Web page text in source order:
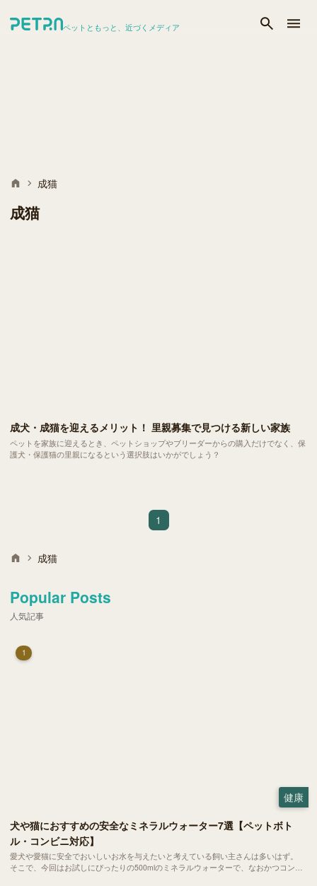
ペットともっと、近づくメディア
成猫
成猫
成犬・成猫を迎えるメリット！ 里親募集で見つける新しい家族
ペットを家族に迎えるとき、ペットショップやブリーダーからの購入だけでなく、保
護犬・保護猫の里親になるという選択肢はいかがでしょう？
1
成猫
Popular Posts
人気記事
1
健康
犬や猫におすすめの安全なミネラルウォーター7選【ペットボト
ル・コンビニ対応】
愛犬や愛猫に安全でおいしいお水を与えたいと考えている飼い主さんは多いはず。
そこで、今回はお試しにぴったりの500mlのミネラルウォーターで、なおかつコンビ